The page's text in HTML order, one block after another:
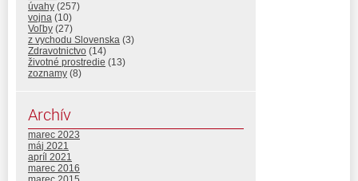
úvahy (257)
vojna (10)
Voľby (27)
z vychodu Slovenska (3)
Zdravotnictvo (14)
životné prostredie (13)
zoznamy (8)
Archív
marec 2023
máj 2021
apríl 2021
marec 2016